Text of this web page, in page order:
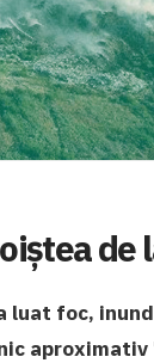
de
luat foc,